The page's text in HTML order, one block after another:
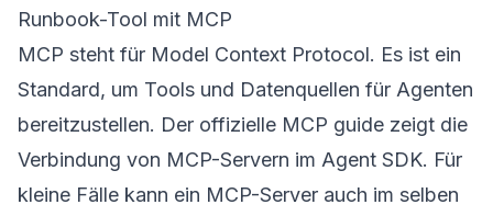
Runbook-Tool mit MCP
MCP steht für Model Context Protocol. Es ist ein
Standard, um Tools und Datenquellen für Agenten
bereitzustellen. Der offizielle MCP guide zeigt die
Verbindung von MCP-Servern im Agent SDK. Für
kleine Fälle kann ein MCP-Server auch im selben